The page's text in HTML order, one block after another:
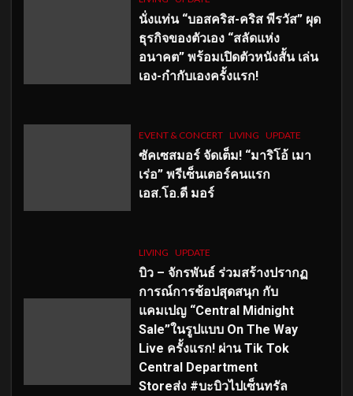
นั่งแท่น “บอสคริส-คริส พีรวัส” ผุด
ธุรกิจของตัวเอง “สลัดแห่ง
อนาคต” พร้อมเปิดตัวหนังสั้น เล่น
เอง-กำกับเองครั้งแรก!
EVENT & CONCERT LIVING UPDATE
ซัคเซสมอร์ จัดเต็ม! “มาริโอ้ เมา
เร่อ” พรีเซ็นเตอร์คนแรก
เอส.โอ.ดี มอร์
LIVING UPDATE
บิว – จักรพันธ์ ร่วมสร้างปรากฏ
การณ์การช้อปสุดสนุก กับ
แคมเปญ “Central Midnight
Sale”ในรูปแบบ On The Way
Live ครั้งแรก! ผ่าน Tik Tok
Central Department
Storeส่ง #บะบิวไปเซ็นทรัล